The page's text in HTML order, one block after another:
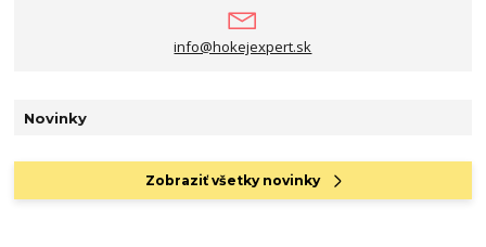
info@hokejexpert.sk
Novinky
Zobraziť všetky novinky